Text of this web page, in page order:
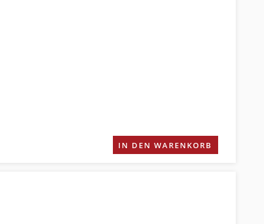
IN DEN WARENKORB